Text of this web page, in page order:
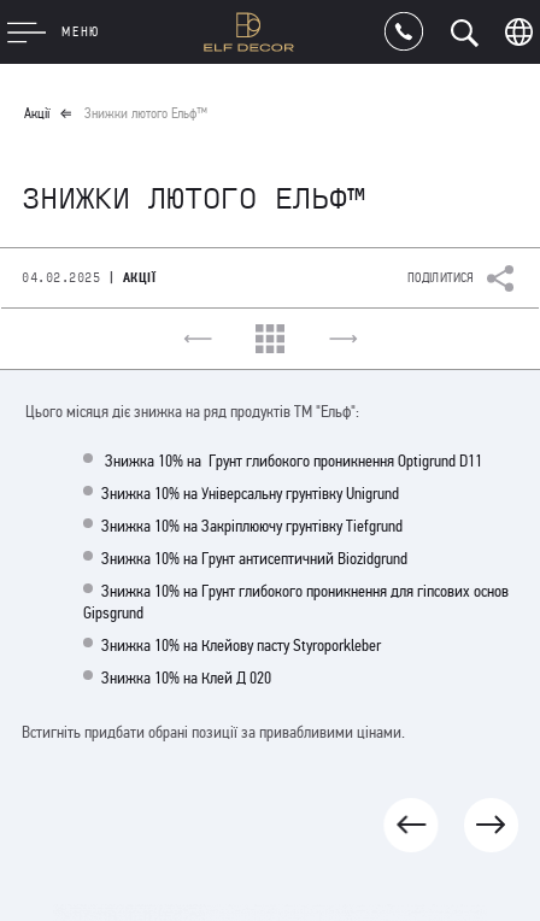
МЕНЮ
Акції Знижки лютого Ельф™
ЗНИЖКИ ЛЮТОГО ЕЛЬФ™
04.02.2025 | АКЦІЇ ПОДІЛИТИСЯ
Цього місяця діє знижка на ряд продуктів ТМ "Ельф":
Знижка 10% на Грунт глибокого проникнення Optigrund D11
Знижка 10% на Універсальну грунтівку Unigrund
Знижка 10% на Закріплюючу грунтівку Tiefgrund
Знижка 10% на Грунт антисептичний Biozidgrund
Знижка 10% на Грунт глибокого проникнення для гіпсових основ
Gipsgrund
Знижка 10% на Клейову пасту Styroporkleber
Знижка 10% на Клей Д 020
Встигніть придбати обрані позиції за привабливими цінами.